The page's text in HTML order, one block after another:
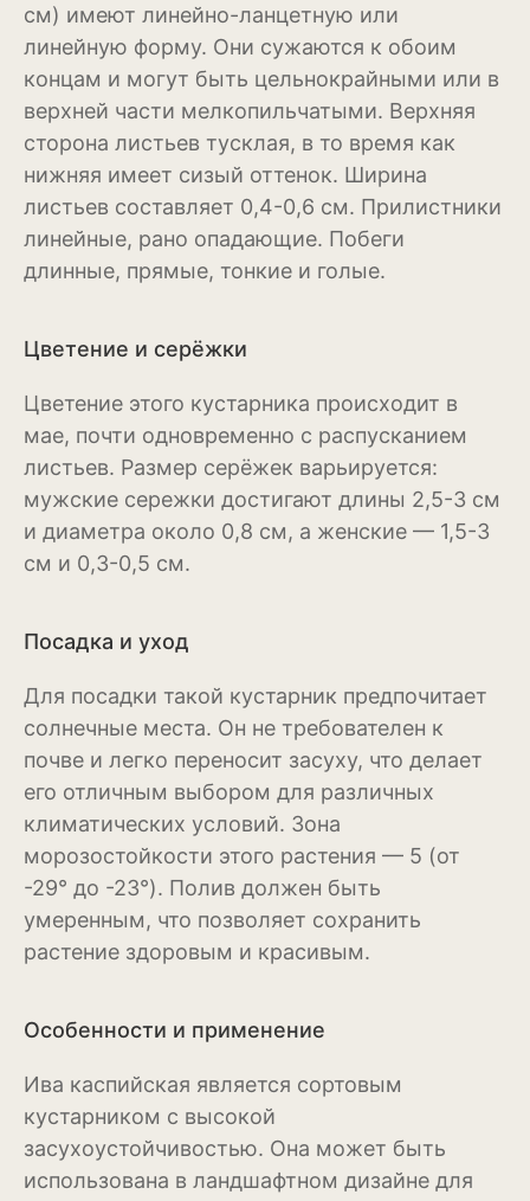
Пионы
Рододендрон
Роза
Рудбекия
Тюльпан
Фиалка
Форзиция
Фуксия
Хризантема
Эхинацея
Эшшольция
Зерновые культуры
Кукуруза
Овёс
Пшеница
Ячмень
Аглаонема
Алоказия
см) имеют линейно-ланцетную или
линейную форму. Они сужаются к обоим
концам и могут быть цельнокрайными или в
верхней части мелкопильчатыми. Верхняя
сторона листьев тусклая, в то время как
нижняя имеет сизый оттенок. Ширина
листьев составляет 0,4-0,6 см. Прилистники
линейные, рано опадающие. Побеги
длинные, прямые, тонкие и голые.
Цветение и серёжки
Цветение этого кустарника происходит в
мае, почти одновременно с распусканием
листьев. Размер серёжек варьируется:
мужские сережки достигают длины 2,5-3 см
и диаметра около 0,8 см, а женские — 1,5-3
см и 0,3-0,5 см.
Посадка и уход
Для посадки такой кустарник предпочитает
солнечные места. Он не требователен к
почве и легко переносит засуху, что делает
его отличным выбором для различных
климатических условий. Зона
морозостойкости этого растения — 5 (от
-29° до -23°). Полив должен быть
умеренным, что позволяет сохранить
растение здоровым и красивым.
Особенности и применение
Ива каспийская является сортовым
кустарником с высокой
засухоустойчивостью. Она может быть
использована в ландшафтном дизайне для